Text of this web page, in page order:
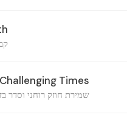
Times
שמירת חוזק רוחני וסדר